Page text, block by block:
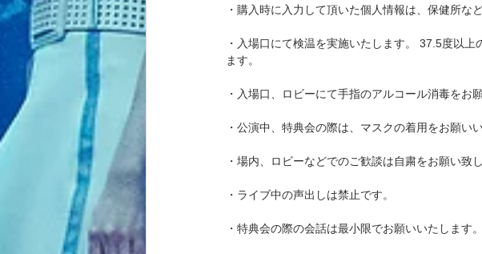
・購入時に入力して頂いた個人情報は、保健所な
・入場口にて検温を実施いたします。 37.5度以
ます。
・⼊場⼝、ロビーにて⼿指のアルコール消毒をお
・公演中、特典会の際は、マスクの着用をお願い
・場内、ロビーなどでのご歓談は⾃粛をお願い致し
・ライブ中の声出しは禁止です。
・特典会の際の会話は最小限でお願いいたします。